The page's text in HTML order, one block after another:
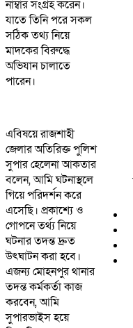
নাম্বার সংগ্রহ করেন।
যাতে তিনি পরে সকল
সঠিক তথ্য নিয়ে
মাদকের বিরুদ্ধে
অভিযান চালাতে
পারেন।
এবিষয়ে রাজশাহী
জেলার অতিরিক্ত পুলিশ
সুপার হেলেনা আকতার
বলেন, আমি ঘটনাস্থলে
গিয়ে পরিদর্শন করে
এসেছি। প্রকাশ্যে ও
গোপনে তর্থ্য নিয়ে
ঘটনার তদন্ত দ্রুত
উৎঘাটন করা হবে।
এজন্য মোহনপুর থানার
তদন্ত কর্মকর্তা কাজ
করবেন, আমি
সুপারভাইস হয়ে